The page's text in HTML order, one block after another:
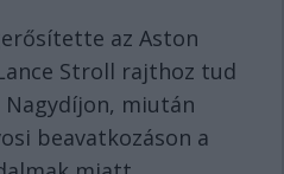
az Aston
Stroll rajthoz tud
Nagydíjon, miután
beavatkozáson a